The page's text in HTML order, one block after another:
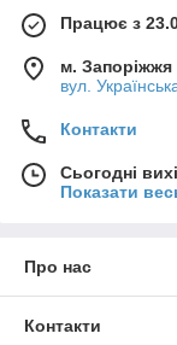
Працює з
м. Запоріжжя
вул.
Контакти
Сьогодні
Показати
Про нас
Контакти